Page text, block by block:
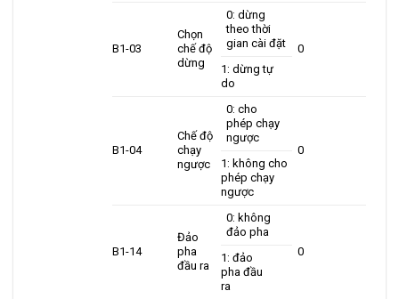
B1-03
Chọn
chế độ
dừng
0: dừng
theo thời
gian cài đặt
0
1: dừng tự
do
B1-04
Chế độ
chạy
ngược
0: cho
phép chạy
ngược
0
1: không cho
phép chạy
ngược
B1-14
Đảo
pha
đầu ra
0: không
đảo pha
0
1: đảo
pha đầu
ra